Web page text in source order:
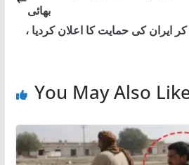
بھائی
ایران کی حمایت کا اعلان کردیا ،
You May Also